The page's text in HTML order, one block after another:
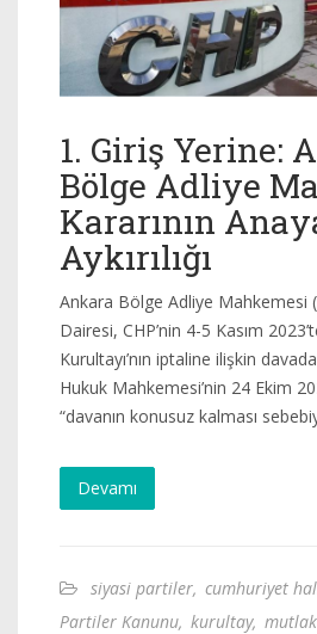
1. Giriş Yerine:
Bölge Adliye
Kararının
Aykırılığı
Ankara Bölge Adliye Mahkemesi
Dairesi, CHP’nin 4-5 Kasım
Kurultayı’nın iptaline ilişkin
Hukuk Mahkemesi’nin 24 Ekim
“davanın konusuz kalması
Devamı
siyasi partiler, cumhuriyet
Partiler Kanunu, kurultay,